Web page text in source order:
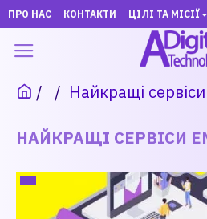
ПРО НАС КОНТАКТИ ЦІЛІ ТА МІСІЇ
Найкращі
НАЙКРАЩІ СЕРВІСИ